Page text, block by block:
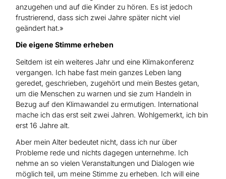
anzugehen und auf die Kinder zu hören. Es ist jedoch
frustrierend, dass sich zwei Jahre später nicht viel
geändert hat.»
Die eigene Stimme erheben
Seitdem ist ein weiteres Jahr und eine Klimakonferenz
vergangen. Ich habe fast mein ganzes Leben lang
geredet, geschrieben, zugehört und mein Bestes getan,
um die Menschen zu warnen und sie zum Handeln in
Bezug auf den Klimawandel zu ermutigen. International
mache ich das erst seit zwei Jahren. ­Wohlgemerkt, ich bin
erst 16 Jahre alt.
Aber mein Alter bedeutet nicht, dass ich nur über
Probleme rede und nichts dagegen unternehme. Ich
nehme an so vielen Veranstaltungen und Dialogen wie
möglich teil, um meine Stimme zu erheben. Ich will eine